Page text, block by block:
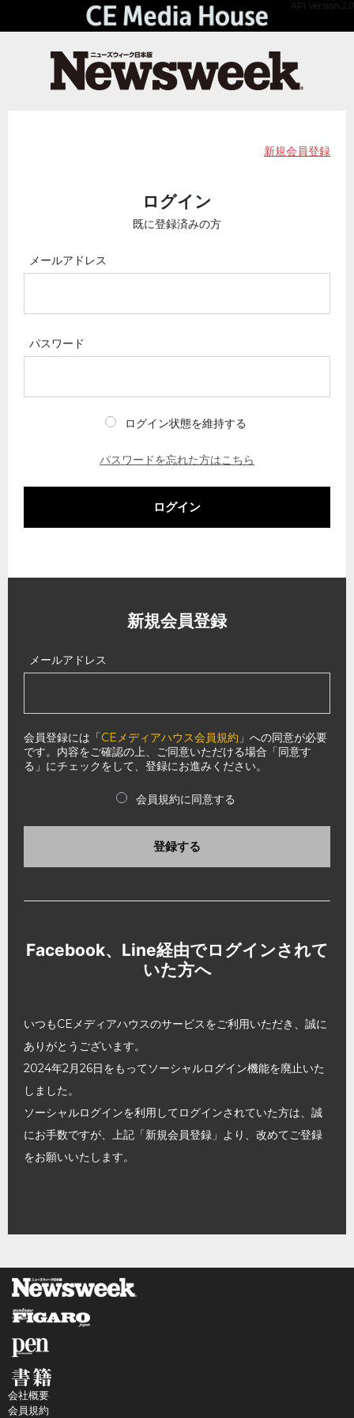
API Version 2.0
新規会員登録
ログイン
既に登録済みの方
メールアドレス
パスワード
ログイン状態を維持する
パスワードを忘れた方はこちら
ログイン
新規会員登録
メールアドレス
会員登録には「CEメディアハウス会員規約 」への同意が必要
です。内容をご確認の上、ご同意いただける場合「同意す
る」にチェックをして、登録にお進みください。
会員規約に同意する
登録する
Facebook、Line経由でログインされて
いた方へ
いつもCEメディアハウスのサービスをご利用いただき、誠に
ありがとうございます。
2024年2月26日をもってソーシャルログイン機能を廃止いた
しました。
ソーシャルログインを利用してログインされていた方は、誠
にお手数ですが、上記「新規会員登録」より、改めてご登録
をお願いいたします。
会社概要
会員規約